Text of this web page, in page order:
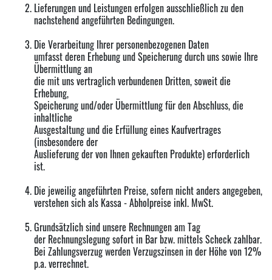
Lieferungen und Leistungen erfolgen ausschließlich zu den
nachstehend angeführten Bedingungen.
Die Verarbeitung Ihrer personenbezogenen Daten
umfasst deren Erhebung und Speicherung durch uns sowie Ihre
Übermittlung an
die mit uns vertraglich verbundenen Dritten, soweit die
Erhebung,
Speicherung und/oder Übermittlung für den Abschluss, die
inhaltliche
Ausgestaltung und die Erfüllung eines Kaufvertrages
(insbesondere der
Auslieferung der von Ihnen gekauften Produkte) erforderlich
ist.
Die jeweilig angeführten Preise, sofern nicht anders angegeben,
verstehen sich als Kassa - Abholpreise inkl. MwSt.
Grundsätzlich sind unsere Rechnungen am Tag
der Rechnungslegung sofort in Bar bzw. mittels Scheck zahlbar.
Bei Zahlungsverzug werden Verzugszinsen in der Höhe von 12%
p.a. verrechnet.